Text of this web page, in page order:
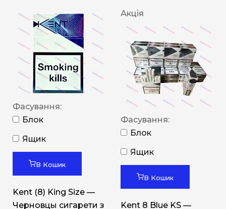
Фасування:
Блок
Ящик
В Кошик
Kent (8) King Size —
Черновцы сигарети з
Акція
Фасування:
Блок
Ящик
В Кошик
Kent 8 Blue KS —